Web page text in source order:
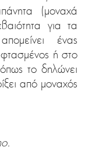
(μοναχά
για τα
ένας
ή στο
το δηλώνει
από μοναχός